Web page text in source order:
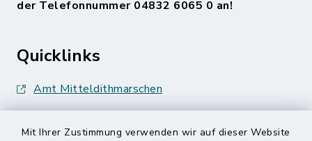
Mit Ihrer Zustimmung verwenden wir auf dieser Website
der Telefonnummer 04832 6065 0 an!
Quicklinks
Amt Mitteldithmarschen